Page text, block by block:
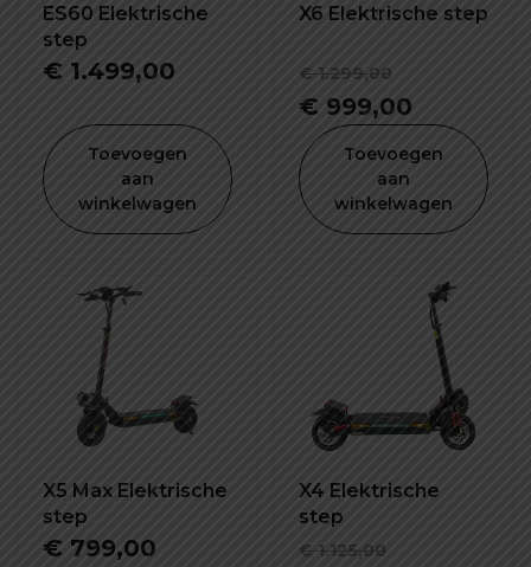
ES60 Elektrische
step
€ 1.499,00
Toevoegen
aan
winkelwagen
X6 Elektrische step
€1.299,00
prijs
€
€ 999,00
prijs
€ 999,00.
Toevoegen
aan
winkelwagen
X5 Max Elektrische
step
€ 799,00
X4 Elektrische
step
€1.125,00